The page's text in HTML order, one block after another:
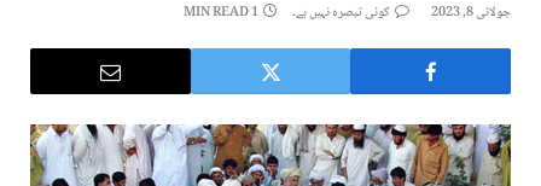
جولائی 8, 2023 کوئی تبصرہ نہیں ہے۔ 1 MIN READ